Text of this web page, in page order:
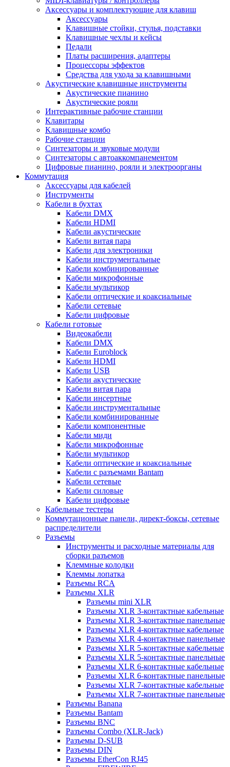
Аксессуары и комплектующие для клавиш
Аксессуары
Клавишные стойки, стулья, подставки
Клавишные чехлы и кейсы
Педали
Платы расширения, адаптеры
Процессоры эффектов
Средства для ухода за клавишными
Акустические клавишные инструменты
Акустические пианино
Акустические рояли
Интерактивные рабочие станции
Клавитары
Клавишные комбо
Рабочие станции
Синтезаторы и звуковые модули
Синтезаторы с автоаккомпанементом
Цифровые пианино, рояли и электроорганы
Коммутация
Аксессуары для кабелей
Инструменты
Кабели в бухтах
Кабели DMX
Кабели HDMI
Кабели акустические
Кабели витая пара
Кабели для электроники
Кабели инструментальные
Кабели комбинированные
Кабели микрофонные
Кабели мультикор
Кабели оптические и коаксиальные
Кабели сетевые
Кабели цифровые
Кабели готовые
Видеокабели
Кабели DMX
Кабели Euroblock
Кабели HDMI
Кабели USB
Кабели акустические
Кабели витая пара
Кабели инсертные
Кабели инструментальные
Кабели комбинированные
Кабели компонентные
Кабели миди
Кабели микрофонные
Кабели мультикор
Кабели оптические и коаксиальные
Кабели с разъемами Bantam
Кабели сетевые
Кабели силовые
Кабели цифровые
Кабельные тестеры
Коммутационные панели, директ-боксы, сетевые
распределители
Разъемы
Инструменты и расходные материалы для
сборки разъемов
Клеммные колодки
Клеммы лопатка
Разъемы RCA
Разъемы XLR
Разъемы mini XLR
Разъемы XLR 3-контактные кабельные
Разъемы XLR 3-контактные панельные
Разъемы XLR 4-контактные кабельные
Разъемы XLR 4-контактные панельные
Разъемы XLR 5-контактные кабельные
Разъемы XLR 5-контактные панельные
Разъемы XLR 6-контактные кабельные
Разъемы XLR 6-контактные панельные
Разъемы XLR 7-контактные кабельные
Разъемы XLR 7-контактные панельные
Разъемы Banana
Разъемы Bantam
Разъемы BNC
Разъемы Combo (XLR-Jack)
Разъемы D-SUB
Разъемы DIN
Разъемы EtherCon RJ45